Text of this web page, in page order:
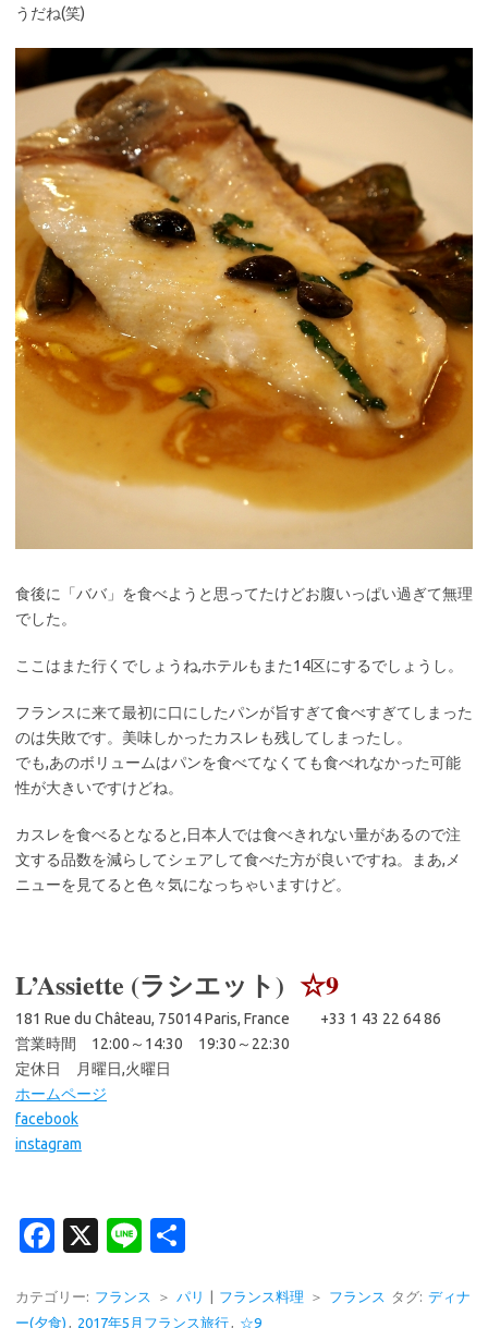
うだね(笑)
食後に「ババ」を食べようと思ってたけどお腹いっぱい過ぎて無理
でした。
ここはまた行くでしょうね,ホテルもまた14区にするでしょうし。
フランスに来て最初に口にしたパンが旨すぎて食べすぎてしまった
のは失敗です。美味しかったカスレも残してしまったし。
でも,あのボリュームはパンを食べてなくても食べれなかった可能
性が大きいですけどね。
カスレを食べるとなると,日本人では食べきれない量があるので注
文する品数を減らしてシェアして食べた方が良いですね。まあ,メ
ニューを見てると色々気になっちゃいますけど。
L’Assiette (ラシエット) ☆9
181 Rue du Château, 75014 Paris, France +33 1 43 22 64 86
営業時間 12:00～14:30 19:30～22:30
定休日 月曜日,火曜日
ホームページ
facebook
instagram
Fa
e
X
Li
e
カテゴリー: フランス ＞ パリ フランス料理 ＞ フランス タグ: ディナ
ー(夕食) , 2017年5月フランス旅行, ☆9